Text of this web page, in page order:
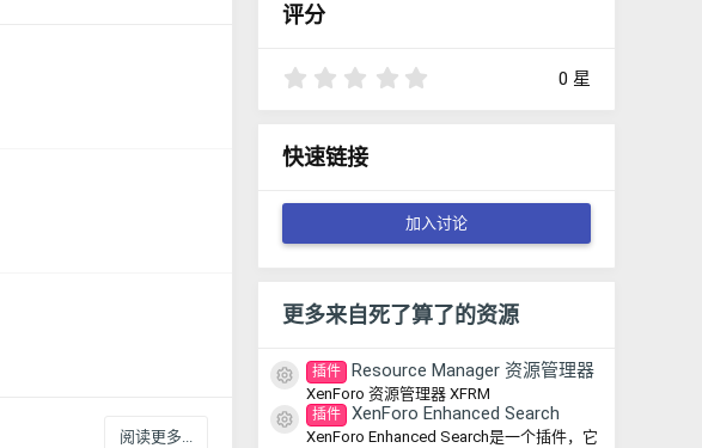
阅读更多...
评分
0 星
快速链接
加入讨论
更多来自死了算了的资源
资源图标
插件 Resource Manager 资源管理器
XenForo 资源管理器 XFRM
资源图标
插件 XenForo Enhanced Search
XenForo Enhanced Search是一个插件，它